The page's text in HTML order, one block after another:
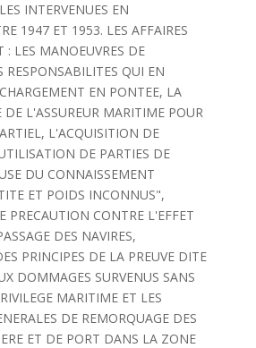
INTERVENUES EN
1947 ET 1953. LES AFFAIRES
: LES MANOEUVRES DE
RESPONSABILITES QUI EN
EN PONTEE, LA
DE L'ASSUREUR MARITIME POUR
L'ACQUISITION DE
DE PARTIES DE
DU CONNAISSEMENT
ET POIDS INCONNUS",
PRECAUTION CONTRE L'EFFET
DES NAVIRES,
PRINCIPES DE LA PREUVE DITE
DOMMAGES SURVENUS SANS
MARITIME ET LES
DE REMORQUAGE DES
ET DE PORT DANS LA ZONE